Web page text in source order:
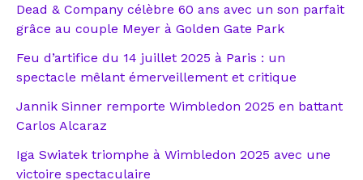
Dead & Company célèbre 60 ans avec un son parfait
grâce au couple Meyer à Golden Gate Park
Feu d’artifice du 14 juillet 2025 à Paris : un
spectacle mêlant émerveillement et critique
Jannik Sinner remporte Wimbledon 2025 en battant
Carlos Alcaraz
Iga Swiatek triomphe à Wimbledon 2025 avec une
victoire spectaculaire